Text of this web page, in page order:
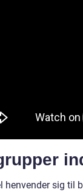
henvender sig til